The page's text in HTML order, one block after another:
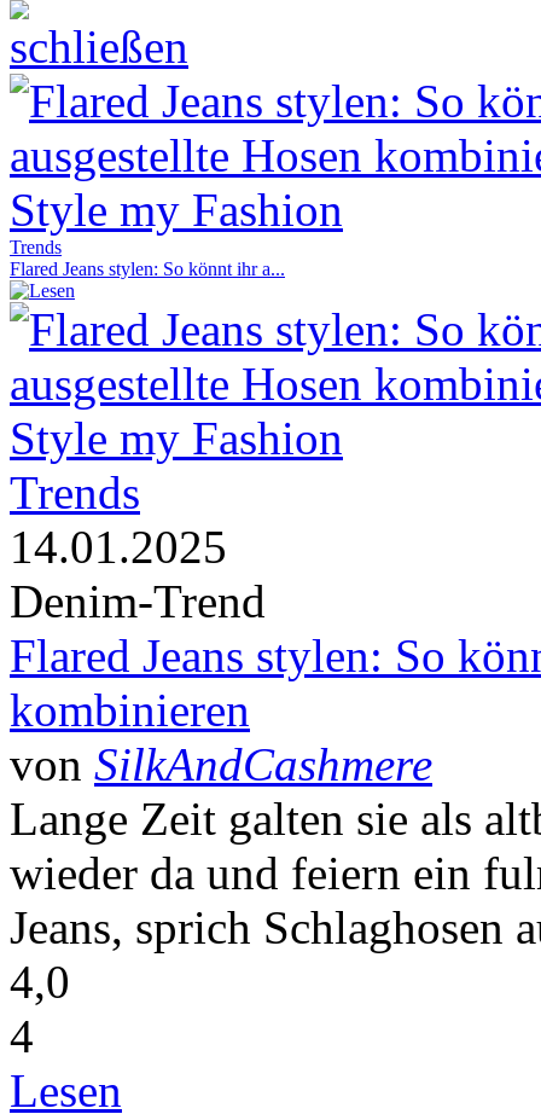
Trends
Flared Jeans stylen: So könnt ihr a...
Trends
14.01.2025
Denim-Trend
Flared Jeans stylen: So
kombinieren
von SilkAndCashmere
Lange Zeit galten sie als
wieder da und feiern ein
Jeans, sprich Schlaghosen
4,0
4
Lesen